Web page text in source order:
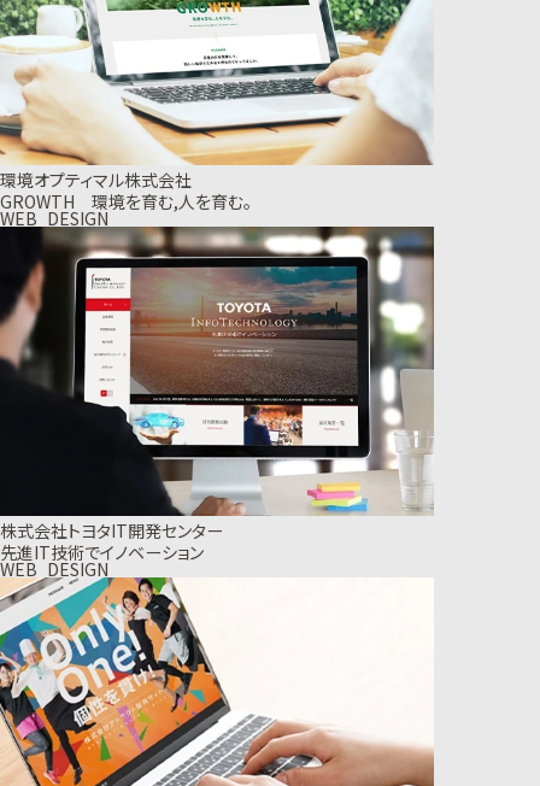
環境オプティマル株式会社
GROWTH 環境を育む,人を育む。
WEB_DESIGN
株式会社トヨタIT開発センター
先進IT技術でイノベーション
WEB_DESIGN